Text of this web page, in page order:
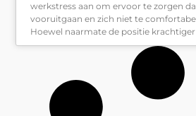
werkstress aan om ervoor te zorgen
vooruitgaan en zich niet te
Hoewel naarmate de positie